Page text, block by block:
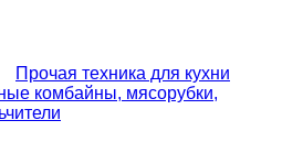
Прочая техника для кухни
комбайны, мясорубки,